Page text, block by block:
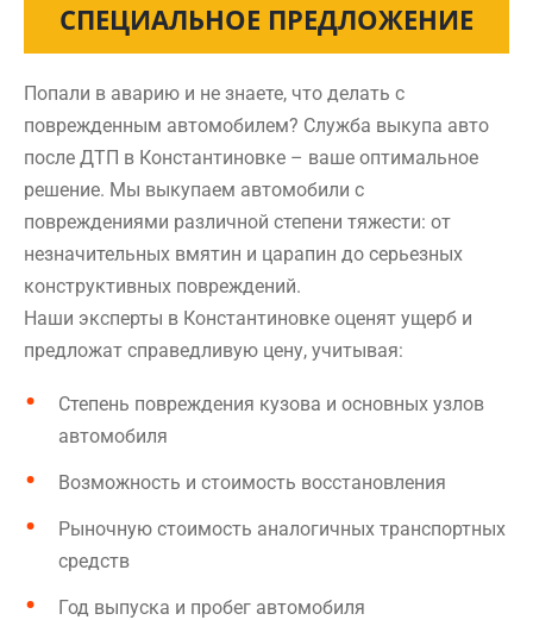
СПЕЦИАЛЬНОЕ ПРЕДЛОЖЕНИЕ
Попали в аварию и не знаете, что делать с
поврежденным автомобилем? Служба выкупа авто
после ДТП в Константиновке – ваше оптимальное
решение. Мы выкупаем автомобили с
повреждениями различной степени тяжести: от
незначительных вмятин и царапин до серьезных
конструктивных повреждений.
Наши эксперты в Константиновке оценят ущерб и
предложат справедливую цену, учитывая:
Степень повреждения кузова и основных узлов
автомобиля
Возможность и стоимость восстановления
Рыночную стоимость аналогичных транспортных
средств
Год выпуска и пробег автомобиля